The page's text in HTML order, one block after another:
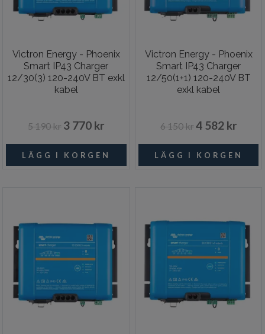
Victron Energy - Phoenix
Smart IP43 Charger
12/30(3) 120-240V BT exkl
kabel
5 190 kr 3 770 kr
Victron Energy - Phoenix
Smart IP43 Charger
12/50(1+1) 120-240V BT
exkl kabel
6 150 kr4 582 kr